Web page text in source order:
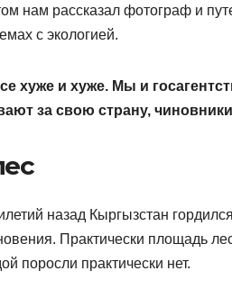
нам рассказал фотограф и
с экологией.
хуже и хуже. Мы и
за свою страну,
назад Кыргызстан
Практически площадь
поросли практически нет.